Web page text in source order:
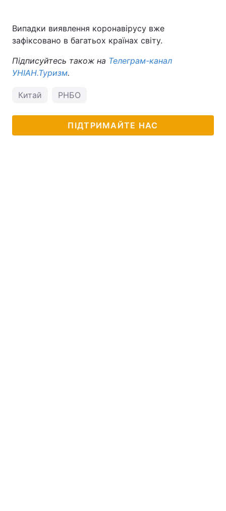
Випадки виявлення коронавірусу вже
зафіксовано в багатьох країнах світу.
Підписуйтесь також на Телеграм-канал
УНІАН.Туризм.
Китай РНБО
ПІДТРИМАЙТЕ НАС